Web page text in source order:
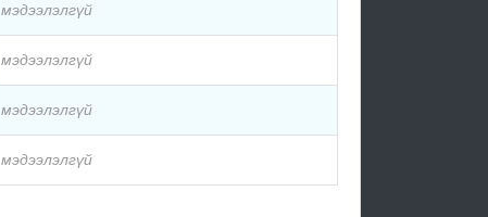
мэдээлэлгүй
мэдээлэлгүй
мэдээлэлгүй
мэдээлэлгүй